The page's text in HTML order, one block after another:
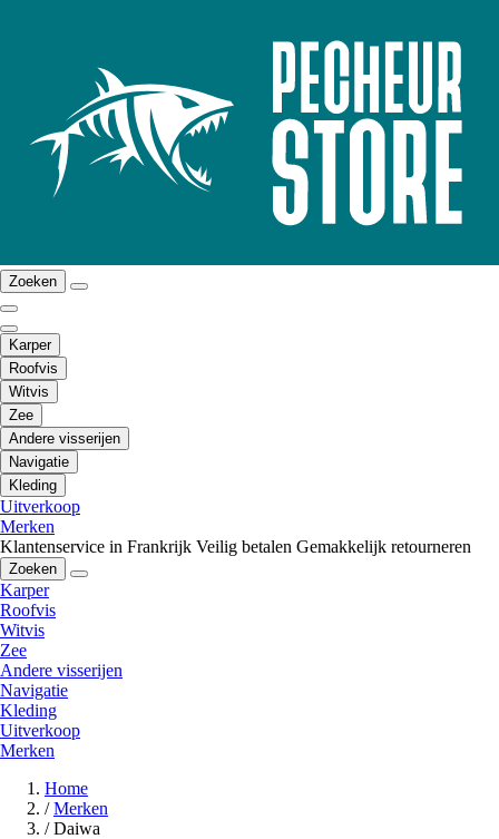
Zoeken
Karper
Roofvis
Witvis
Zee
Andere visserijen
Navigatie
Kleding
Uitverkoop
Merken
Klantenservice in Frankrijk Veilig betalen Gemakkelijk retourneren
Zoeken
Karper
Roofvis
Witvis
Zee
Andere visserijen
Navigatie
Kleding
Uitverkoop
Merken
Home
/ Merken
/ Daiwa